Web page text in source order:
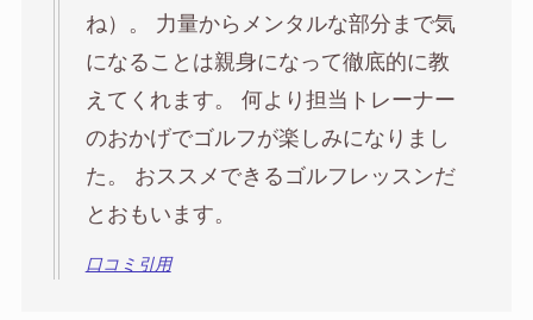
ね）。 力量からメンタルな部分まで気
になることは親身になって徹底的に教
えてくれます。 何より担当トレーナー
のおかげでゴルフが楽しみになりまし
た。 おススメできるゴルフレッスンだ
とおもいます。
口コミ引用